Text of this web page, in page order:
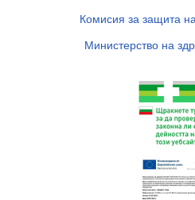
Комисия за защита
Министерство на